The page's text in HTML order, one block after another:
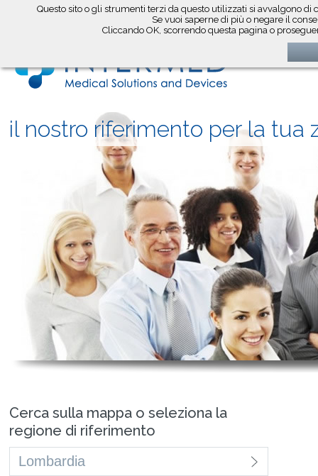
Questo sito o gli strumenti terzi da questo utilizzati si avvalgono
Se vuoi saperne di più o negare il
Cliccando OK, scorrendo questa pagina o
il nostro riferimento per la tua
Cerca sulla mappa o seleziona la
regione di riferimento